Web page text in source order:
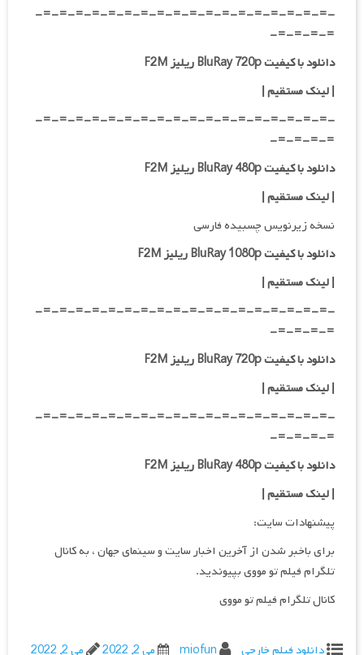
-=-=-=-=-=-=-=-=-=-=-=-=-=-=-=-=-=-=-
=-=-=-=-
دانلود با کیفیت BluRay 720p ریلیز F2M
| لینک مستقیم|
-=-=-=-=-=-=-=-=-=-=-=-=-=-=-=-=-=-=-
=-=-=-=-
دانلود با کیفیت BluRay 480p ریلیز F2M
| لینک مستقیم|
نسخه زیرنویس چسبیده فارسی
دانلود با کیفیت BluRay 1080p ریلیز F2M
|لینک مستقیم|
-=-=-=-=-=-=-=-=-=-=-=-=-=-=-=-=-=-=-
=-=-=-=-
دانلود با کیفیت BluRay 720p ریلیز F2M
| لینک مستقیم|
-=-=-=-=-=-=-=-=-=-=-=-=-=-=-=-=-=-=-
=-=-=-=-
دانلود با کیفیت BluRay 480p ریلیز F2M
| لینک مستقیم|
پیشنهادات سایت:
برای باخبر شدن از آخرین اخبار سایت و سینمای جهان ، به کانال
تلگرام فیلم تو مووی بپیوندید.
کانال تلگرام فیلم تو مووی
دانلود فیلم خارجی miofun می 2, 2022 می 2, 2022